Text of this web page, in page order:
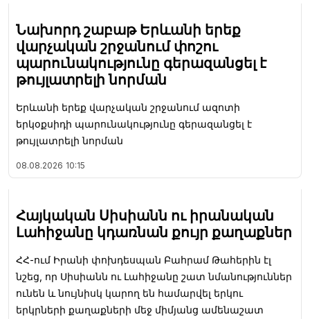
Նախորդ շաբաթ Երևանի երեք
վարչական շրջանում փոշու
պարունակությունը գերազանցել է
թույլատրելի նորման
Երևանի երեք վարչական շրջանում ազոտի
երկօքսիդի պարունակությունը գերազանցել է
թույլատրելի նորման
08.08.2026 10:15
Հայկական Սիսիանն ու իրանական
Լահիջանը կդառնան քույր քաղաքներ
ՀՀ-ում Իրանի փոխդեսպան Բահրամ Թահերին էլ
նշեց, որ Սիսիանն ու Լահիջանը շատ նմանություններ
ունեն և նույնիսկ կարող են համարվել երկու
երկրների քաղաքների մեջ միմյանց ամենաշատ